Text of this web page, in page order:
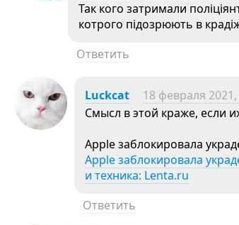
Так кого затримали
котрого підозрюють в
Ответить
Luckcat 18 февраля 2021,
Смысл в этой краже, если
Apple заблокировала
Apple заблокировала
и техника: Lenta.ru
Ответить